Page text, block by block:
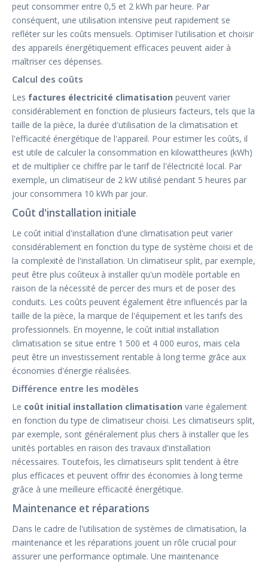
peut consommer entre 0,5 et 2 kWh par heure. Par
conséquent, une utilisation intensive peut rapidement se
refléter sur les coûts mensuels. Optimiser l'utilisation et choisir
des appareils énergétiquement efficaces peuvent aider à
maîtriser ces dépenses.
Calcul des coûts
Les factures électricité climatisation peuvent varier
considérablement en fonction de plusieurs facteurs, tels que la
taille de la pièce, la durée d'utilisation de la climatisation et
l'efficacité énergétique de l'appareil. Pour estimer les coûts, il
est utile de calculer la consommation en kilowattheures (kWh)
et de multiplier ce chiffre par le tarif de l'électricité local. Par
exemple, un climatiseur de 2 kW utilisé pendant 5 heures par
jour consommera 10 kWh par jour.
Coût d'installation initiale
Le coût initial d'installation d'une climatisation peut varier
considérablement en fonction du type de système choisi et de
la complexité de l'installation. Un climatiseur split, par exemple,
peut être plus coûteux à installer qu'un modèle portable en
raison de la nécessité de percer des murs et de poser des
conduits. Les coûts peuvent également être influencés par la
taille de la pièce, la marque de l'équipement et les tarifs des
professionnels. En moyenne, le coût initial installation
climatisation se situe entre 1 500 et 4 000 euros, mais cela
peut être un investissement rentable à long terme grâce aux
économies d'énergie réalisées.
Différence entre les modèles
Le coût initial installation climatisation varie également
en fonction du type de climatiseur choisi. Les climatiseurs split,
par exemple, sont généralement plus chers à installer que les
unités portables en raison des travaux d'installation
nécessaires. Toutefois, les climatiseurs split tendent à être
plus efficaces et peuvent offrir des économies à long terme
grâce à une meilleure efficacité énergétique.
Maintenance et réparations
Dans le cadre de l'utilisation de systèmes de climatisation, la
maintenance et les réparations jouent un rôle crucial pour
assurer une performance optimale. Une maintenance